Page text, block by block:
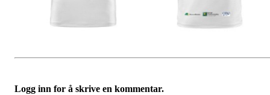
Logg inn for å skrive en kommentar.